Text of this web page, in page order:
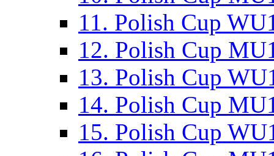
11. Polish Cup
12. Polish Cup
13. Polish Cup
14. Polish Cup
15. Polish Cup